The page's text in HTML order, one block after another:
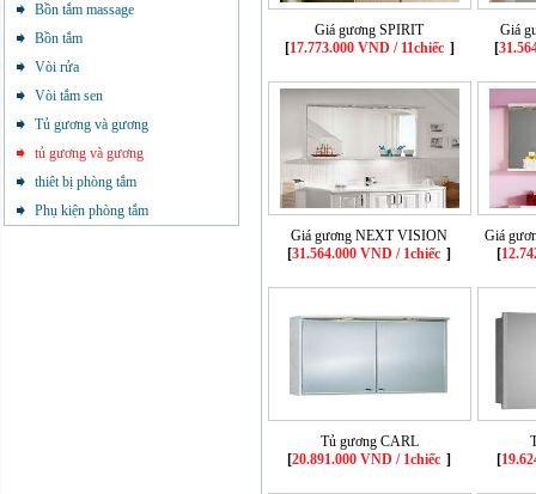
Bồn tắm massage
Bồn tắm
Vòi rửa
Vòi tắm sen
Tủ gương và gương
tủ gương và gương
thiêt bị phòng tắm
Phụ kiện phòng tắm
Giá gương SPIRIT
[17.773.000 VND / 11chiếc ]
Giá
[
Giá gương NEXT VISION
[31.564.000 VND / 1chiếc ]
Giá
[
Tủ gương CARL
[20.891.000 VND / 1chiếc ]
[